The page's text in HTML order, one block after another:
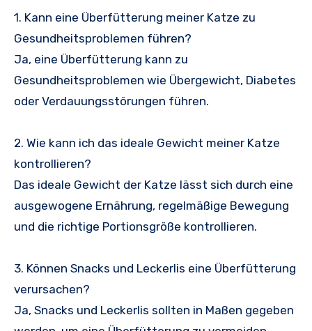
1. Kann eine Überfütterung meiner Katze zu
Gesundheitsproblemen führen?
Ja, eine Überfütterung kann zu
Gesundheitsproblemen wie Übergewicht, Diabetes
oder Verdauungsstörungen führen.
2. Wie kann ich das ideale Gewicht meiner Katze
kontrollieren?
Das ideale Gewicht der Katze lässt sich durch eine
ausgewogene Ernährung, regelmäßige Bewegung
und die richtige Portionsgröße kontrollieren.
3. Können Snacks und Leckerlis eine Überfütterung
verursachen?
Ja, Snacks und Leckerlis sollten in Maßen gegeben